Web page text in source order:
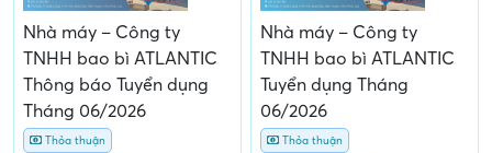
Nhà máy – Công ty
TNHH bao bì ATLANTIC
Thông báo Tuyển dụng
Tháng 06/2026
Thỏa thuận
Nhà máy – Công ty
TNHH bao bì ATLANTIC
Tuyển dụng Tháng
06/2026
Thỏa thuận